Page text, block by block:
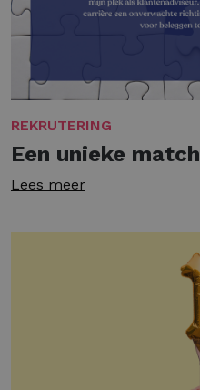
REKRUTERING
Een unieke match
Lees meer